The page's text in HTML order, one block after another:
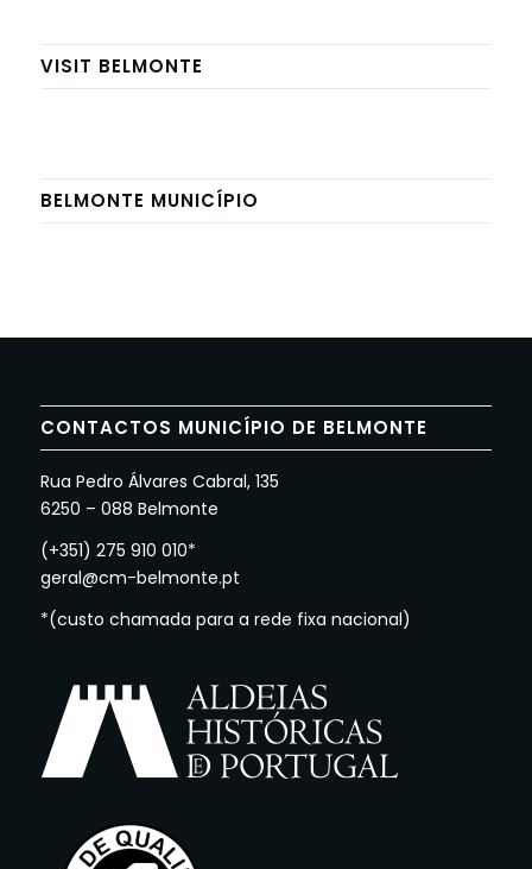
VISIT BELMONTE
BELMONTE MUNICÍPIO
CONTACTOS MUNICÍPIO DE BELMONTE
Rua Pedro Álvares Cabral, 135
6250 – 088 Belmonte
(+351) 275 910 010*
geral@cm-belmonte.pt
*(custo chamada para a rede fixa nacional)